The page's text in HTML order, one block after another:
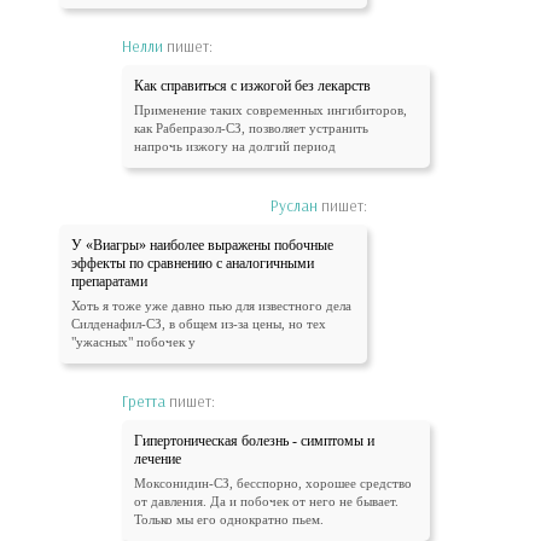
Нелли пишет:
Как справиться с изжогой без лекарств
Применение таких современных ингибиторов,
как Рабепразол-СЗ, позволяет устранить
напрочь изжогу на долгий период
Руслан пишет:
У «Виагры» наиболее выражены побочные
эффекты по сравнению с аналогичными
препаратами
Хоть я тоже уже давно пью для известного дела
Силденафил-СЗ, в общем из-за цены, но тех
"ужасных" побочек у
Гретта пишет:
Гипертоническая болезнь - симптомы и
лечение
Моксонидин-СЗ, бесспорно, хорошее средство
от давления. Да и побочек от него не бывает.
Только мы его однократно пьем.